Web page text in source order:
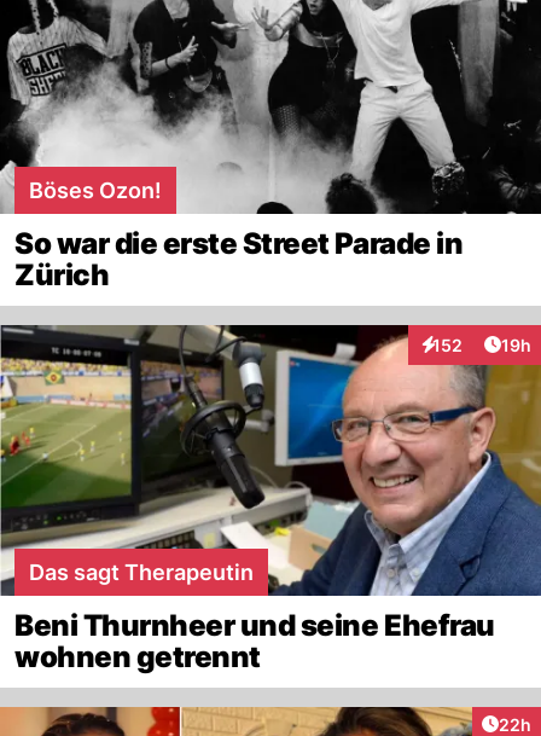
Böses Ozon!
So war die erste Street Parade in
Zürich
152
Interaktionen
19h
Das sagt Therapeutin
Beni Thurnheer und seine Ehefrau
wohnen getrennt
22h